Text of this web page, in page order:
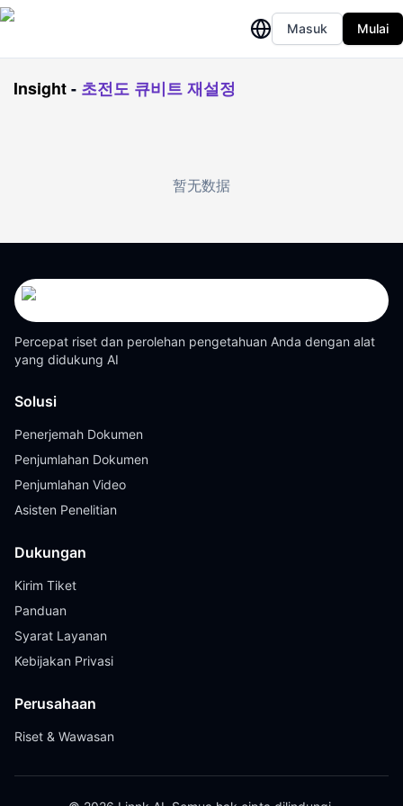
Masuk Mulai
Insight- 초전도 큐비트 재설정
暂无数据
Percepat riset dan perolehan pengetahuan Anda dengan alat
yang didukung AI
Solusi
Penerjemah Dokumen
Penjumlahan Dokumen
Penjumlahan Video
Asisten Penelitian
Dukungan
Kirim Tiket
Panduan
Syarat Layanan
Kebijakan Privasi
Perusahaan
Riset & Wawasan